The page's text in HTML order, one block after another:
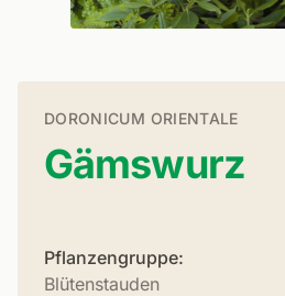
DORONICUM ORIENTALE
Gämswurz
Pflanzengruppe:
Blütenstauden